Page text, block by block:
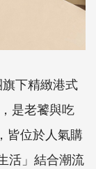
下精緻港式
是老饕與吃
皆位於人氣購
活」結合潮流